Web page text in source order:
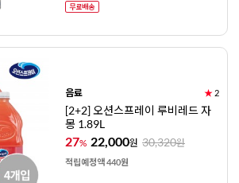
음료 ★ 2
[2+2] 오션스프레이 루비레드 자
몽 1.89L
27% 22,000원 30,320원
적립예정액 440원